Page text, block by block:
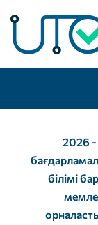
2026 -
білімі